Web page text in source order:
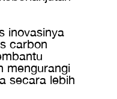
inovasinya
carbon
mengurangi
secara lebih